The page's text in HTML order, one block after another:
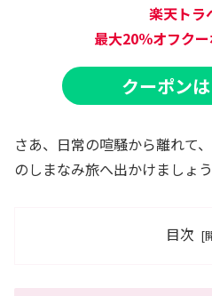
楽天トラ
最大20％オフク
クーポン
さあ、日常の喧騒から離れて
のしまなみ旅へ出かけましょう
目次